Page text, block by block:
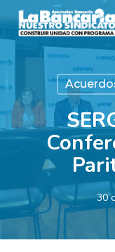
to
main
30